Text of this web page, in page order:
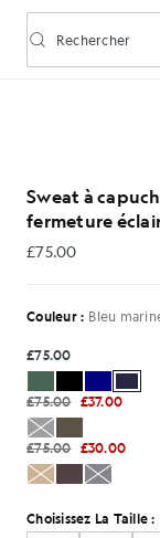
Activer/
Rechercher
Sweat à
fermeture
£75.00
£75.00
Couleur : Bleu
£75.00
£75.00 £37.00
£75.00 £30.00
Choisissez La Taille :